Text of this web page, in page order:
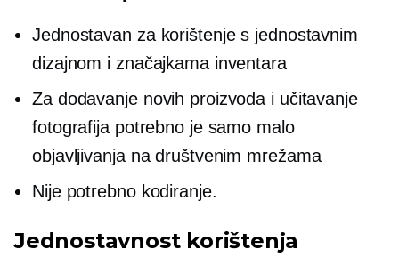
Jednostavan za korištenje s jednostavnim
dizajnom i značajkama inventara
Za dodavanje novih proizvoda i učitavanje
fotografija potrebno je samo malo
objavljivanja na društvenim mrežama
Nije potrebno kodiranje.
Jednostavnost korištenja